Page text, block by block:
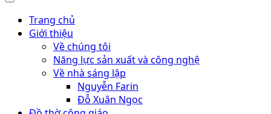
Trang chủ
Giới thiệu
Về chúng tôi
Năng lực sản xuất và công nghệ
Về nhà sáng lập
Nguyễn Farin
Đỗ Xuân Ngọc